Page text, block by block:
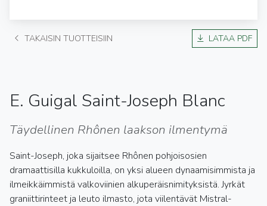
TAKAISIN TUOTTEISIIN LATAA PDF
E. Guigal Saint-Joseph Blanc
Täydellinen Rhônen laakson ilmentymä
Saint-Joseph, joka sijaitsee Rhônen pohjoisosien
dramaattisilla kukkuloilla, on yksi alueen dynaamisimmista ja
ilmeikkäimmistä valkoviinien alkuperäisnimityksistä. Jyrkät
graniittirinteet ja leuto ilmasto, jota viilentävät Mistral-